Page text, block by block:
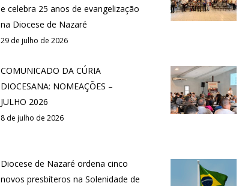
e celebra 25 anos de evangelização
na Diocese de Nazaré
29 de julho de 2026
COMUNICADO DA CÚRIA
DIOCESANA: NOMEAÇÕES –
JULHO 2026
8 de julho de 2026
Diocese de Nazaré ordena cinco
novos presbíteros na Solenidade de